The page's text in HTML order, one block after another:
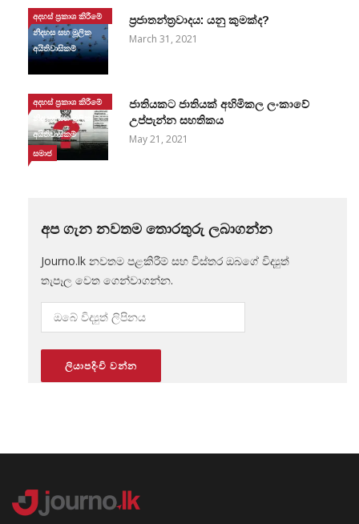
අදහස් ප්‍රකාශ කිරීමේ
නිදහස සහ මූලික
අයිතිවාසිකම්
ප්‍රජාතන්ත්‍රවාදය: යනු කුමක්ද?
March 31, 2021
අදහස් ප්‍රකාශ කිරීමේ
නිදහස සහ මූලික
අයිතිවාසිකම්
සමාජ
ජාතියකට ජාතියක් අහිමිකල ලංකාවේ
උප්පැන්න සහතිකය
May 21, 2021
අප ගැන නවතම තොරතුරු ලබාගන්න
Journo.lk නවතම පළකිරීම් සහ විස්තර ඔබගේ විද්‍යුත්
තැපෑල වෙත ගෙන්වාගන්න.